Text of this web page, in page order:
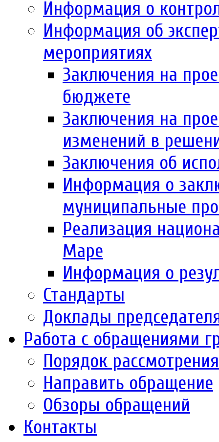
Информация о
Информация об
мероприятиях
Заключения на
бюджете
Заключения на
изменений в
Заключения об
Информация о
муниципальные
Реализация
Маре
Информация о
Стандарты
Доклады
Работа с обращениями
Порядок
Направить обращение
Обзоры обращений
Контакты